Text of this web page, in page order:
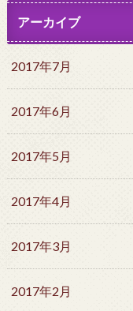
アーカイブ
2017年7月
2017年6月
2017年5月
2017年4月
2017年3月
2017年2月